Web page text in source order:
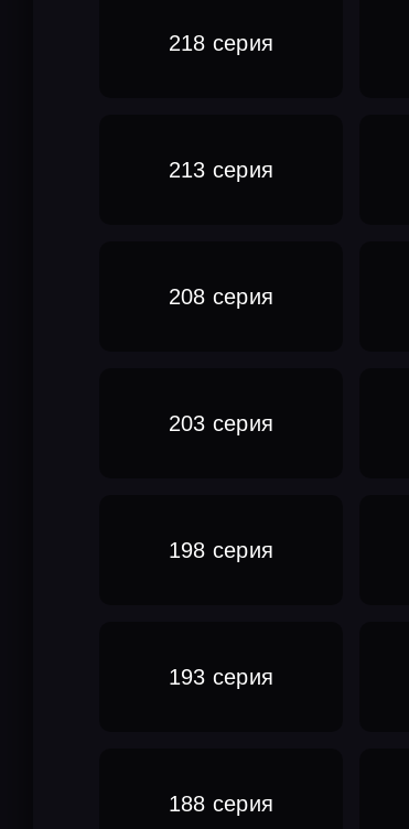
218 серия
213 серия
208 серия
203 серия
198 серия
193 серия
188 серия